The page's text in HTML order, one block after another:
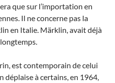
que sur l’importation en
Il ne concerne pas la
en Italie. Märklin, avait déjà
est contemporain de celui
déplaise à certains, en 1964,